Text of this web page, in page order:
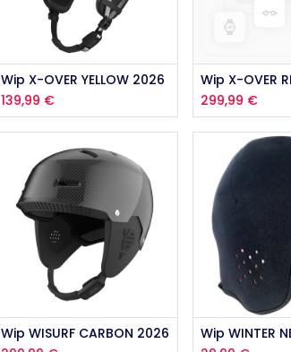
Wip X-OVER YELLOW 2026
139,99 €
Wip X-OVER
299,99 €
Wip WISURF CARBON 2026